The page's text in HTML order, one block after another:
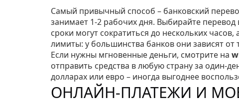
Самый привычный способ – банковский
занимает 1‑2 рабочих дня. Выбирайте
сроки могут сократиться до нескольких
лимиты: у большинства банков они зависят от
Если нужны мгновенные деньги, смотрите на
отправить средства в любую страну за
долларах или евро – иногда выгоднее
ОНЛАЙН‑ПЛАТЕЖИ И